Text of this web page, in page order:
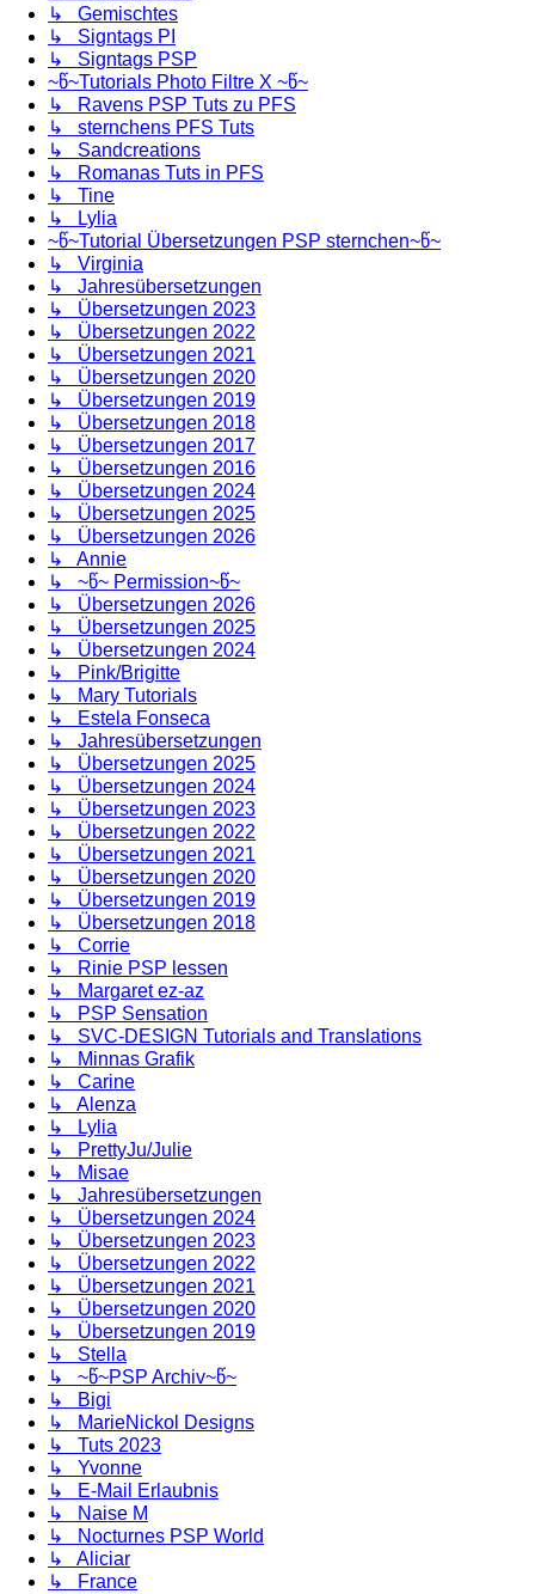
↳ Gemischtes
↳ Signtags PI
↳ Signtags PSP
~წ~Tutorials Photo Filtre X ~წ~
↳ Ravens PSP Tuts zu PFS
↳ sternchens PFS Tuts
↳ Sandcreations
↳ Romanas Tuts in PFS
↳ Tine
↳ Lylia
~წ~Tutorial Übersetzungen PSP sternchen~წ~
↳ Virginia
↳ Jahresübersetzungen
↳ Übersetzungen 2023
↳ Übersetzungen 2022
↳ Übersetzungen 2021
↳ Übersetzungen 2020
↳ Übersetzungen 2019
↳ Übersetzungen 2018
↳ Übersetzungen 2017
↳ Übersetzungen 2016
↳ Übersetzungen 2024
↳ Übersetzungen 2025
↳ Übersetzungen 2026
↳ Annie
↳ ~წ~ Permission~წ~
↳ Übersetzungen 2026
↳ Übersetzungen 2025
↳ Übersetzungen 2024
↳ Pink/Brigitte
↳ Mary Tutorials
↳ Estela Fonseca
↳ Jahresübersetzungen
↳ Übersetzungen 2025
↳ Übersetzungen 2024
↳ Übersetzungen 2023
↳ Übersetzungen 2022
↳ Übersetzungen 2021
↳ Übersetzungen 2020
↳ Übersetzungen 2019
↳ Übersetzungen 2018
↳ Corrie
↳ Rinie PSP lessen
↳ Margaret ez-az
↳ PSP Sensation
↳ SVC-DESIGN Tutorials and Translations
↳ Minnas Grafik
↳ Carine
↳ Alenza
↳ Lylia
↳ PrettyJu/Julie
↳ Misae
↳ Jahresübersetzungen
↳ Übersetzungen 2024
↳ Übersetzungen 2023
↳ Übersetzungen 2022
↳ Übersetzungen 2021
↳ Übersetzungen 2020
↳ Übersetzungen 2019
↳ Stella
↳ ~წ~PSP Archiv~წ~
↳ Bigi
↳ MarieNickol Designs
↳ Tuts 2023
↳ Yvonne
↳ E-Mail Erlaubnis
↳ Naise M
↳ Nocturnes PSP World
↳ Aliciar
↳ France